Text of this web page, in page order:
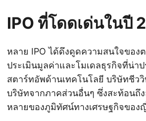
IPO ที่โดดเด่นในปี
หลาย IPO ได้ดึงดูดความสนใจของ
ประเมินมูลค่าและโมเดลธุรกิจที่น่า
สตาร์ทอัพด้านเทคโนโลยี บริษัทชีว
บริษัทจากภาคส่วนอื่นๆ ซึ่งสะท้อนถึ
หลายของภูมิทัศน์ทางเศรษฐกิจของ